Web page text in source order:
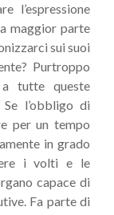
l’espressione
maggior parte
sui suoi
Purtroppo
tutte queste
l’obbligo di
per un tempo
in grado
i volti e le
capace di
Fa parte di